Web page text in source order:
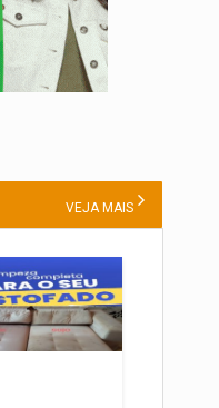
VEJA MAIS